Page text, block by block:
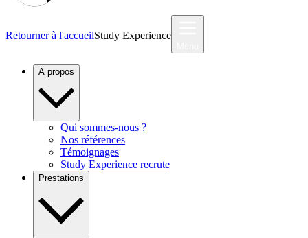
Retourner à l'accueilStudy Experience
A propos
Qui sommes-nous ?
Nos références
Témoignages
Study Experience recrute
Prestations